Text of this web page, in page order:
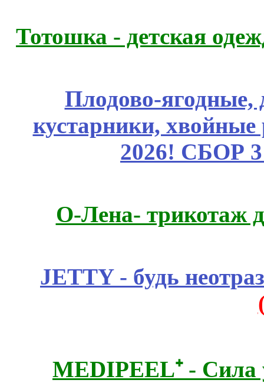
Тотошка - детская
Плодово-ягодные,
кустарники,
2026! СБОР
О-Лена- трикотаж
JETTY - будь
MEDIPEEL⁺ - Сила